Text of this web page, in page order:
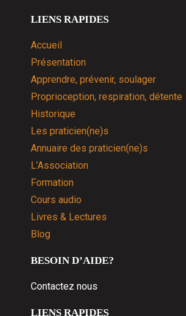
LIENS RAPIDES
Accueil
Présentation
Apprendre, prévenir, soulager
Proprioception, respiration, détente
Historique
Les praticien(ne)s
Annuaire des praticien(ne)s
L’Association
Formation
Cours audio
Livres & Lectures
Blog
BESOIN D’AIDE?
Contactez nous
LIENS RAPIDES